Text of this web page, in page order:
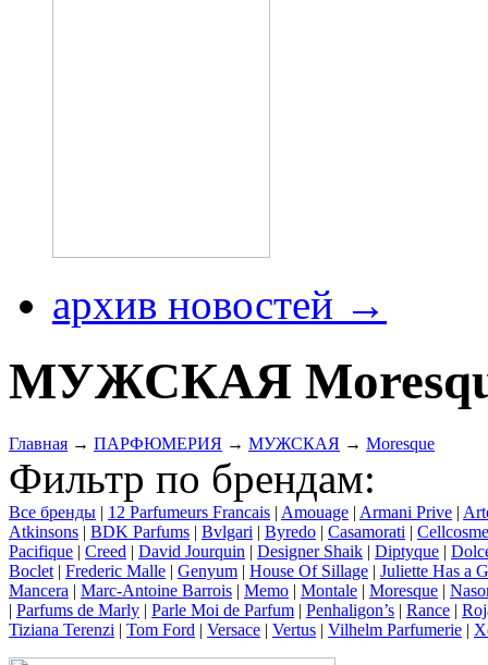
архив новостей →
МУЖСКАЯ
Главная → ПАРФЮМЕРИЯ → МУЖСКАЯ → Moresque
Фильтр по брендам:
Все бренды | 12 Parfumeurs Francais | Amouage | Armani Prive |
Atkinsons | BDK Parfums | Bvlgari | Byredo | Casamorati |
Pacifique | Creed | David Jourquin | Designer Shaik | Diptyque |
Boclet | Frederic Malle | Genyum | House Of Sillage | Juliette Has a
Mancera | Marc-Antoine Barrois | Memo | Montale | Moresque |
| Parfums de Marly | Parle Moi de Parfum | Penhaligon’s | Rance |
Tiziana Terenzi | Tom Ford | Versace | Vertus | Vilhelm Parfumerie |